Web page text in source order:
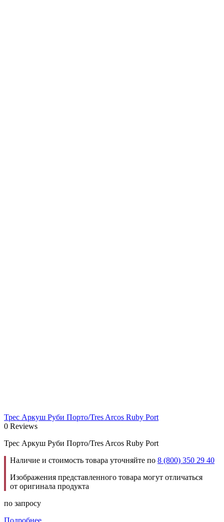
Трес Аркуш Руби Порто/Tres Arcos Ruby Port
0 Reviews
Трес Аркуш Руби Порто/Tres Arcos Ruby Port
Наличие и стоимость товара уточняйте по 8 (800) 350 29 40
Изображения представленного товара могут отличаться
от оригинала продукта
по запросу
Подробнее